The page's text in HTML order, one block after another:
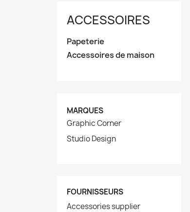
ACCESSOIRES
Papeterie
Accessoires de maison
MARQUES
Graphic Corner
Studio Design
FOURNISSEURS
Accessories supplier